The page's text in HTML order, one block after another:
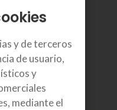
mes
y de terceros
de usuario,
y
mediante el